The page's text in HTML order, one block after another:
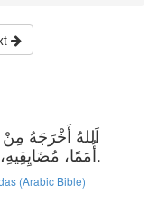
اَللهُ أَخْرَجَهُ
أُمَمًا، مُضَايِقِيهِ، وَيَقْضِمُ عِظَامَهُمْ وَيُحَطِّمُ سِهَامَهُ.
(Arabic Bible)